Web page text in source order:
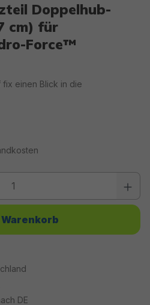
Doppelhub-
cm) für
Force™
fix einen Blick in die
Wert ein oder benutze die
Warenkorb
DE